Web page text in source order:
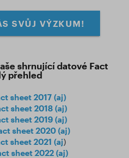
SVŮJ VÝZKUM!
shrnující datové Fact
přehled
sheet 2017 (aj)
sheet 2018 (aj)
sheet 2019 (aj)
sheet 2020 (aj)
sheet 2021 (aj)
sheet 2022 (aj)